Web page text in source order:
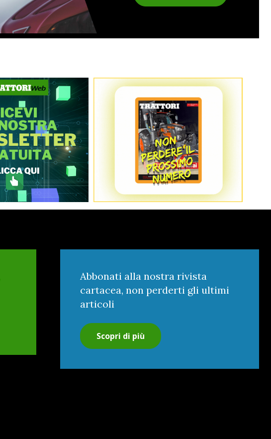
Abbonati alla nostra rivista
cartacea, non perderti gli ultimi
articoli
Scopri di più